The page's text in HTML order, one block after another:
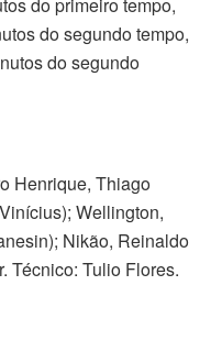
do segundo tempo,
do segundo
Henrique, Thiago
Wellington,
Nikão, Reinaldo
Técnico: Tulio Flores.